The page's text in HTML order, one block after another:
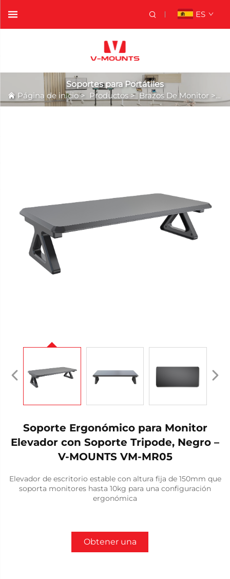
ES
Soportes para Portátiles
Página de inicio> Productos>Brazos De Monitor >
Soporte Ergonómico para Monitor
Elevador con Soporte Tripode, Negro –
V-MOUNTS VM-MR05
Elevador de escritorio estable con altura fija de 150mm que
soporta monitores hasta 10kg para una configuración
ergonómica
Obtener una